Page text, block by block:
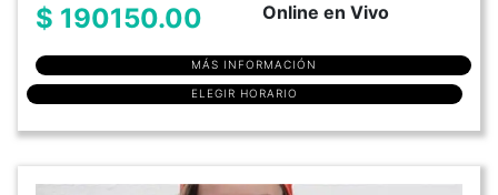
$ 190150.00 Online en Vivo
MÁS INFORMACIÓN
ELEGIR HORARIO